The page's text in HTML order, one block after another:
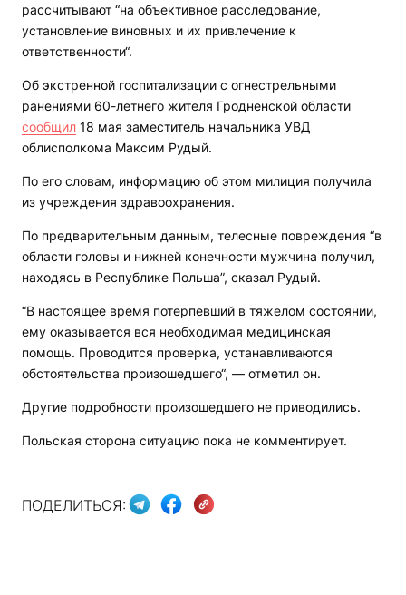
рассчитывают “на объективное расследование,
установление виновных и их привлечение к
ответственности“.
Об экстренной госпитализации с огнестрельными
ранениями 60-летнего жителя Гродненской области
сообщил 18 мая заместитель начальника УВД
облисполкома Максим Рудый.
По его словам, информацию об этом милиция получила
из учреждения здравоохранения.
По предварительным данным, телесные повреждения “в
области головы и нижней конечности мужчина получил,
находясь в Республике Польша”, сказал Рудый.
“В настоящее время потерпевший в тяжелом состоянии,
ему оказывается вся необходимая медицинская
помощь. Проводится проверка, устанавливаются
обстоятельства произошедшего“, — отметил он.
Другие подробности произошедшего не приводились.
Польская сторона ситуацию пока не комментирует.
ПОДЕЛИТЬСЯ: